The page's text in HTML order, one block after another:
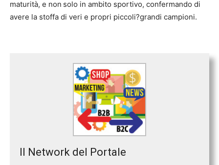
maturità, e non solo in ambito sportivo, confermando di
avere la stoffa di veri e propri piccoli?grandi campioni.
Il Network del Portale